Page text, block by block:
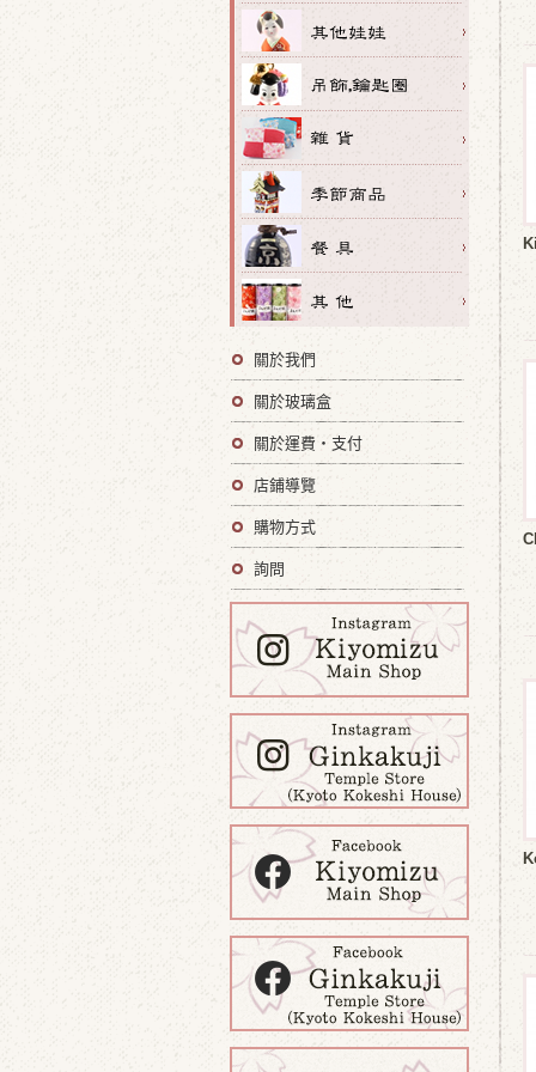
關於我們
關於玻璃盒
關於運費・支付
店鋪導覽
購物方式
詢問